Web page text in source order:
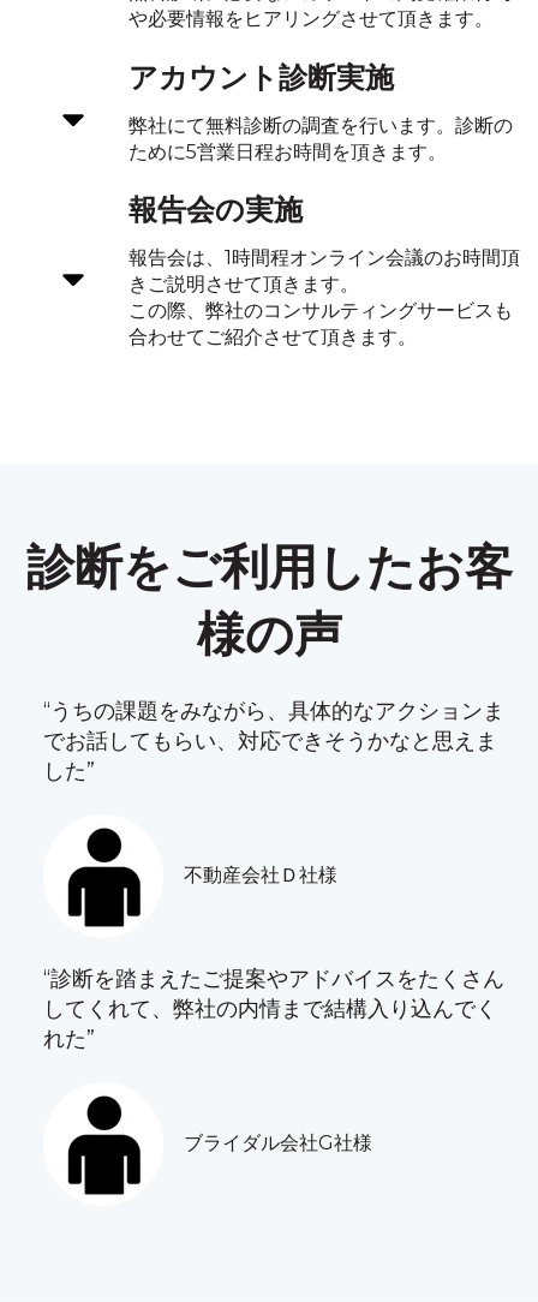
や必要情報をヒアリングさせて頂きます。
アカウント診断実施
弊社にて無料診断の調査を行います。診断の
ために5営業日程お時間を頂きます。
報告会の実施
報告会は、1時間程オンライン会議のお時間頂
きご説明させて頂きます。
この際、弊社のコンサルティングサービスも
合わせてご紹介させて頂きます。
診断をご利用したお客
様の声
“うちの課題をみながら、具体的なアクションま
でお話してもらい、対応できそうかなと思えま
した”
不動産会社Ｄ社様
“診断を踏まえたご提案やアドバイスをたくさん
してくれて、弊社の内情まで結構入り込んでく
れた”
ブライダル会社G社様